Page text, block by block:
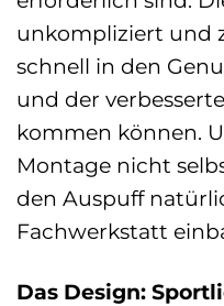
unkompliziert und
schnell in den
und der
kommen können.
Montage nicht
den Auspuff
Fachwerkstatt
Das Design: